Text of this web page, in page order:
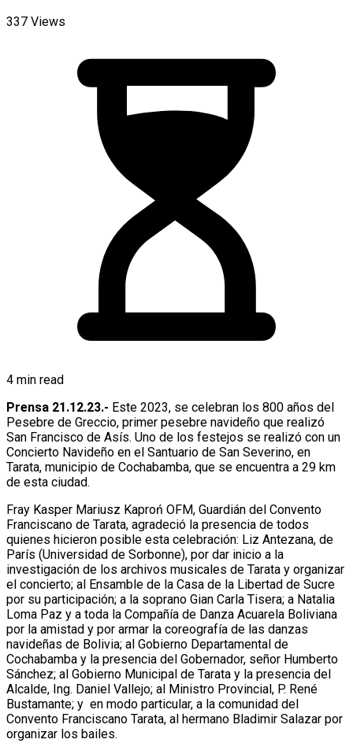
337 Views
4 min read
Prensa 21.12.23.- Este 2023, se celebran los 800 años del
Pesebre de Greccio, primer pesebre navideño que realizó
San Francisco de Asís. Uno de los festejos se realizó con un
Concierto Navideño en el Santuario de San Severino, en
Tarata, municipio de Cochabamba, que se encuentra a 29 km
de esta ciudad.
Fray Kasper Mariusz Kaproń OFM, Guardián del Convento
Franciscano de Tarata, agradeció la presencia de todos
quienes hicieron posible esta celebración: Liz Antezana, de
París (Universidad de Sorbonne), por dar inicio a la
investigación de los archivos musicales de Tarata y organizar
el concierto; al Ensamble de la Casa de la Libertad de Sucre
por su participación; a la soprano Gian Carla Tisera; a Natalia
Loma Paz y a toda la Compañía de Danza Acuarela Boliviana
por la amistad y por armar la coreografía de las danzas
navideñas de Bolivia; al Gobierno Departamental de
Cochabamba y la presencia del Gobernador, señor Humberto
Sánchez; al Gobierno Municipal de Tarata y la presencia del
Alcalde, Ing. Daniel Vallejo; al Ministro Provincial, P. René
Bustamante; y en modo particular, a la comunidad del
Convento Franciscano Tarata, al hermano Bladimir Salazar por
organizar los bailes.